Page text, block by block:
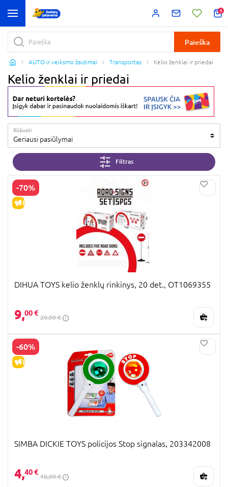
0
Paieška
AUTO ir veiksmo žaidimai Transportas Kelio ženklai ir priedai
Kelio ženklai ir priedai
Rūšiuoti
Geriausi pasiūlymai
Filtras
-70%
IŠPARDAVIMAS
DIHUA TOYS kelio ženklų rinkinys, 20 det., OT1069355
9,00 €
29,99 €
-60%
IŠPARDAVIMAS
SIMBA DICKIE TOYS policijos Stop signalas, 203342008
4,40 €
10,99 €